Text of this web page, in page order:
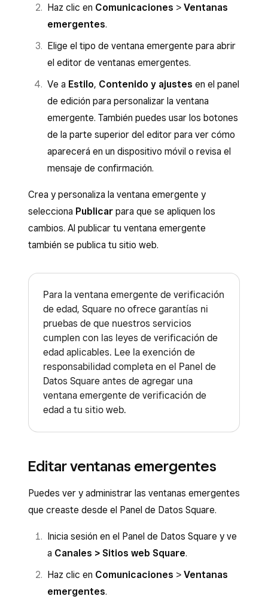
Haz clic en Comunicaciones > Ventanas
emergentes.
Elige el tipo de ventana emergente para abrir
el editor de ventanas emergentes.
Ve a Estilo, Contenido y ajustes en el panel
de edición para personalizar la ventana
emergente. También puedes usar los botones
de la parte superior del editor para ver cómo
aparecerá en un dispositivo móvil o revisa el
mensaje de confirmación.
Crea y personaliza la ventana emergente y
selecciona Publicar para que se apliquen los
cambios. Al publicar tu ventana emergente
también se publica tu sitio web.
Para la ventana emergente de verificación
de edad, Square no ofrece garantías ni
pruebas de que nuestros servicios
cumplen con las leyes de verificación de
edad aplicables. Lee la exención de
responsabilidad completa en el Panel de
Datos Square antes de agregar una
ventana emergente de verificación de
edad a tu sitio web.
Editar ventanas emergentes
Puedes ver y administrar las ventanas emergentes
que creaste desde el Panel de Datos Square.
Inicia sesión en el Panel de Datos Square y ve
a Canales > Sitios web Square.
Haz clic en Comunicaciones > Ventanas
emergentes.